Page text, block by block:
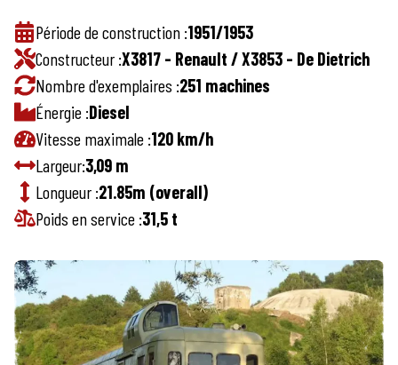
Période de construction :1951/1953
Constructeur :X3817 - Renault / X3853 - De Dietrich
Nombre d'exemplaires :251 machines
Énergie :Diesel
Vitesse maximale :120 km/h
Largeur:3,09 m
Longueur :21.85m (overall)
Poids en service :31,5 t